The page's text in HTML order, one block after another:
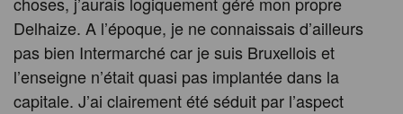
Delhaize. A l’époque, je ne connaissais d’ailleurs
pas bien Intermarché car je suis Bruxellois et
l’enseigne n’était quasi pas implantée dans la
capitale. J’ai clairement été séduit par l’aspect